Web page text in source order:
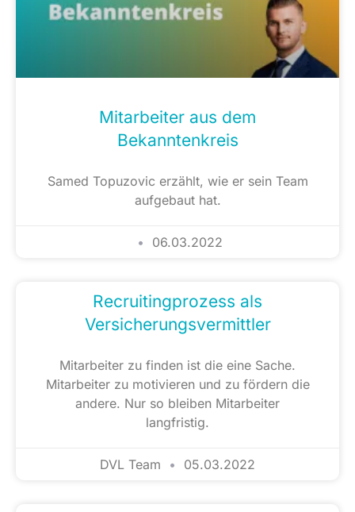
Mitarbeiter aus dem
Bekanntenkreis
Samed Topuzovic erzählt, wie er sein Team
aufgebaut hat.
06.03.2022
Recruitingprozess als
Versicherungsvermittler
Mitarbeiter zu finden ist die eine Sache.
Mitarbeiter zu motivieren und zu fördern die
andere. Nur so bleiben Mitarbeiter
langfristig.
DVL Team 05.03.2022